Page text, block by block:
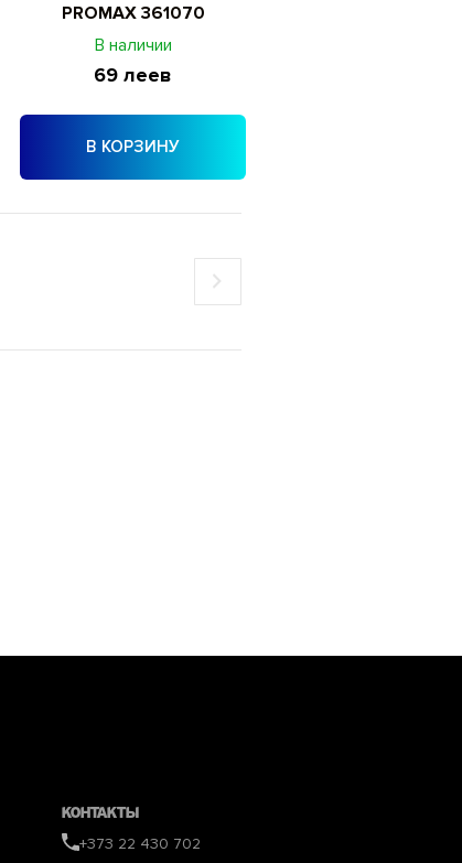
PROMAX 361070
В наличии
69 леев
В КОРЗИНУ
Контакты
+373 22 430 702